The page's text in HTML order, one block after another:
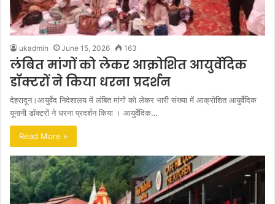
ukadmin June 15, 2026 163
लंबित मांगों को लेकर आक्रोशित आयुर्वेदिक
डॉक्टरों ने किया धरना प्रदर्शन
देहरादून।आयुर्वेद निदेशालय में लंबित मांगों को लेकर भारी संख्या में आक्रोशित आयुर्वेदिक
यूनानी डॉक्टरों ने धरना प्रदर्शन किया । आयुर्वेदिक…
Read More »